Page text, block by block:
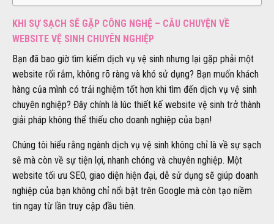
KHI SỰ SẠCH SẼ GẶP CÔNG NGHỆ – CÂU CHUYỆN VỀ
WEBSITE VỆ SINH CHUYÊN NGHIỆP
Bạn đã bao giờ tìm kiếm dịch vụ vệ sinh nhưng lại gặp phải một
website rối rắm, không rõ ràng và khó sử dụng? Bạn muốn khách
hàng của mình có trải nghiệm tốt hơn khi tìm đến dịch vụ vệ sinh
chuyên nghiệp? Đây chính là lúc thiết kế website vệ sinh trở thành
giải pháp không thể thiếu cho doanh nghiệp của bạn!
Chúng tôi hiểu rằng ngành dịch vụ vệ sinh không chỉ là về sự sạch
sẽ mà còn về sự tiện lợi, nhanh chóng và chuyên nghiệp. Một
website tối ưu SEO, giao diện hiện đại, dễ sử dụng sẽ giúp doanh
nghiệp của bạn không chỉ nổi bật trên Google mà còn tạo niềm
tin ngay từ lần truy cập đầu tiên.